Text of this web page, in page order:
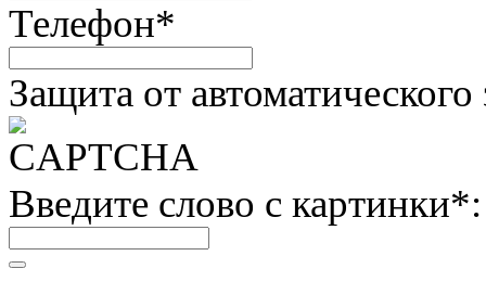
Телефон*
Защита от
Введите слово с картинки*: